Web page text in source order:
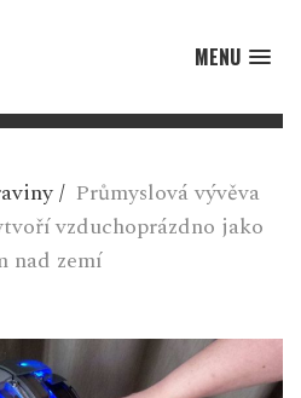
MENU
/ Průmyslová vývěva
vzduchoprázdno jako
nad zemí